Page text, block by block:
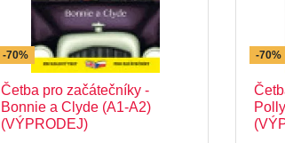
-70%
Četba pro začátečníky -
Bonnie a Clyde (A1-A2)
(VÝPRODEJ)
-70%